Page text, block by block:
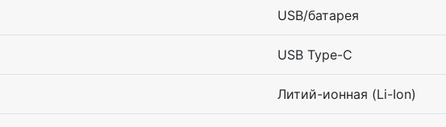
USB/батарея
USB Type-C
Литий-ионная (Li-Ion)